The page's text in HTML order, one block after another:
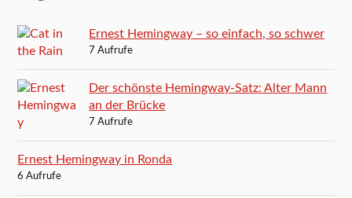
Ernest Hemingway – so einfach, so schwer
7 Aufrufe
Der schönste Hemingway-Satz: Alter Mann
an der Brücke
7 Aufrufe
Ernest Hemingway in Ronda
6 Aufrufe